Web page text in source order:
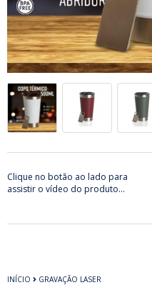
Clique no botão ao lado para
assistir o vídeo do produto...
INÍCIO GRAVAÇÃO LASER